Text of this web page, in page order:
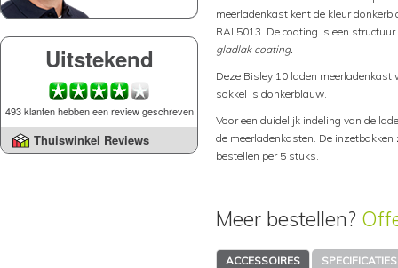
Uitstekend
493 klanten hebben een review geschreven
Thuiswinkel Reviews
meerladenkast kent de kleur
RAL5013. De coating is een
gladlak coating.
Deze Bisley 10 laden meerladenkast
sokkel is donkerblauw.
Voor een duidelijk indeling van de
de meerladenkasten. De
bestellen per 5 stuks.
Meer bestellen?
ACCESSOIRES SPECIFICATIES